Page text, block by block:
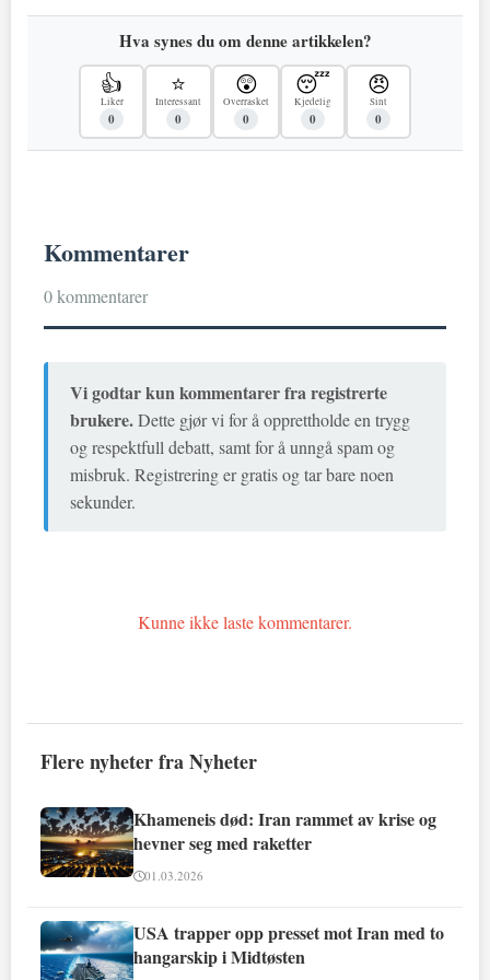
Hva synes du om denne artikkelen?
👍
Liker
0
⭐
Interessant
0
😲
Overrasket
0
😴
Kjedelig
0
😠
Sint
0
Kommentarer
0 kommentarer
Vi godtar kun kommentarer fra registrerte
brukere.Dette gjør vi for å opprettholde en trygg
og respektfull debatt, samt for å unngå spam og
misbruk. Registrering er gratis og tar bare noen
sekunder.
Kunne ikke laste kommentarer.
Flere nyheter fra Nyheter
Khameneis død: Iran rammet av krise og
hevner seg med raketter
01.03.2026
USA trapper opp presset mot Iran med to
hangarskip i Midtøsten